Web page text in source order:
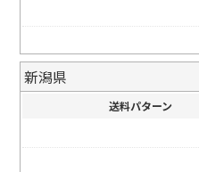
新潟県
送料パターン